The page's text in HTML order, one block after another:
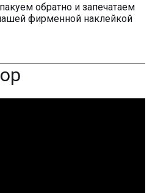
обратно и запечатаем
фирменной наклейкой